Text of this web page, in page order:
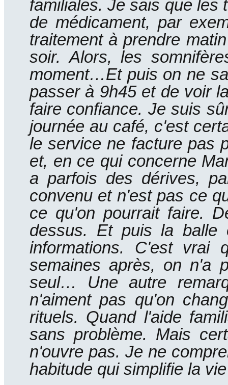
familiales. Je sais que les
de médicament, par
traitement à prendre
soir. Alors, les
moment…Et puis on ne
passer à 9h45 et de voir
faire confiance. Je suis
journée au café, c'est
le service ne facture pas
et, en ce qui concerne
a parfois des dérives,
convenu et n'est pas ce
ce qu'on pourrait faire.
dessus.
Et puis la balle
informations.
C'est vrai
semaines après, on n'a
seul… Une autre
n'aiment pas qu'on
rituels. Quand l'aide
sans problème.
Mais
n'ouvre pas. Je ne
habitude qui simplifie la